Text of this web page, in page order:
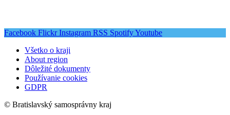
Facebook Flickr Instagram RSS SpotifyYoutube
Všetko o kraji
About region
Dôležité dokumenty
Používanie cookies
GDPR
© Bratislavský samosprávny kraj